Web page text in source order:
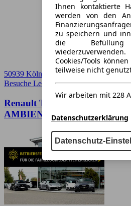
Ihnen kontaktierte
werden von den
zu speichern und
die Befüllung
Cookies/Tools
teilweise nicht
Wir arbeiten mit 228
Datenschutzerklärung
Datenschutz-
50939 Köln
Besuche Leasingmarkt➚
Renault Talisman Intens
AMBIENT/KAMERA/NAVI/